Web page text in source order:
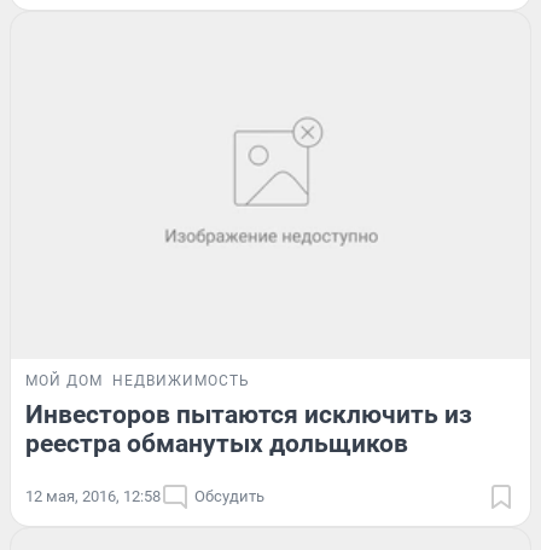
МОЙ ДОМ НЕДВИЖИМОСТЬ
Инвесторов пытаются исключить из
реестра обманутых дольщиков
12 мая, 2016, 12:58 Обсудить